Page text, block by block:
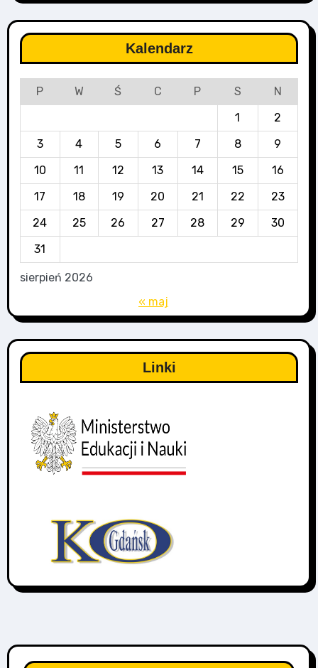
Kalendarz
sierpień 2026
P W Ś C P S
N
1
2
3
4 5 6 7 8
9
10
11 12 13 14 15
16
17
18 19 20 21 22
23
24
25 26 27 28 29
30
31
« maj
Linki